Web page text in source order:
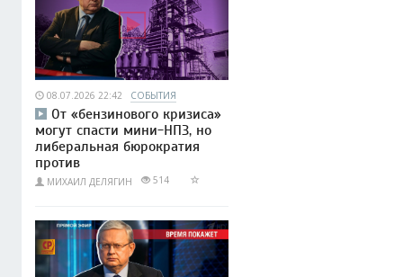
08.07.2026 22:42 СОБЫТИЯ
От «бензинового кризиса»
могут спасти мини-НПЗ, но
либеральная бюрократия
против
МИХАИЛ ДЕЛЯГИН 514